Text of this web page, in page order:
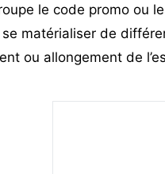
le code promo ou
matérialiser de
ou allongement de